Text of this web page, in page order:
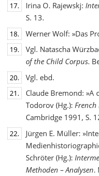
17. Irina O. Rajewskj:
S. 13.
18. Werner Wolf: »Das
19. Vgl. Natascha
of the Child Corpus.
20. Vgl. ebd.
21.
Claude Bremond: »A
Todorov (Hg.): French
Cambridge 1991, S.
22.
Jürgen E. Müller:
Schröter (Hg.):
Methoden – Analysen.